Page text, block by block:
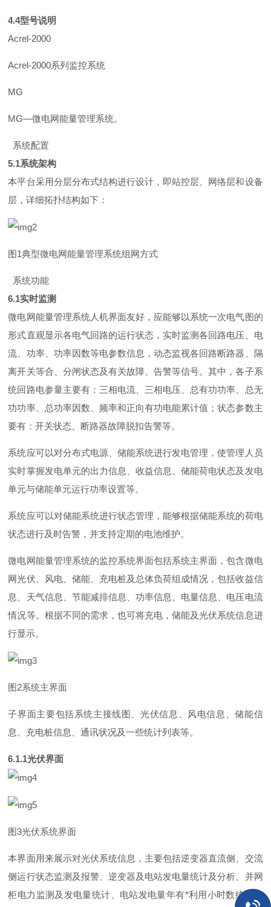
4.4型号说明
Acrel-2000
Acrel-2000系列监控系统
MG
MG—微电网能量管理系统。
系统配置
5.1系统架构
本平台采用分层分布式结构进行设计，即站控层、网络层和设备
层，详细拓扑结构如下：
图1典型微电网能量管理系统组网方式
系统功能
6.1实时监测
微电网能量管理系统人机界面友好，应能够以系统一次电气图的
形式直观显示各电气回路的运行状态，实时监测各回路电压、电
流、功率、功率因数等电参数信息，动态监视各回路断路器、隔
离开关等合、分闸状态及有关故障、告警等信号。其中，各子系
统回路电参量主要有：三相电流、三相电压、总有功功率、总无
功功率、总功率因数、频率和正向有功电能累计值；状态参数主
要有：开关状态、断路器故障脱扣告警等。
系统应可以对分布式电源、储能系统进行发电管理，使管理人员
实时掌握发电单元的出力信息、收益信息、储能荷电状态及发电
单元与储能单元运行功率设置等。
系统应可以对储能系统进行状态管理，能够根据储能系统的荷电
状态进行及时告警，并支持定期的电池维护。
微电网能量管理系统的监控系统界面包括系统主界面，包含微电
网光伏、风电、储能、充电桩及总体负荷组成情况，包括收益信
息、天气信息、节能减排信息、功率信息、电量信息、电压电流
情况等。根据不同的需求，也可将充电，储能及光伏系统信息进
行显示。
图2系统主界面
子界面主要包括系统主接线图、光伏信息、风电信息、储能信
息、充电桩信息、通讯状况及一些统计列表等。
6.1.1光伏界面
图3光伏系统界面
本界面用来展示对光伏系统信息，主要包括逆变器直流侧、交流
侧运行状态监测及报警、逆变器及电站发电量统计及分析、并网
柜电力监测及发电量统计、电站发电量年有*利用小时数统计、